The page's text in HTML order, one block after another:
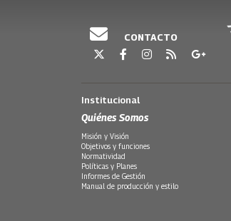
CONTACTO
Institucional
Quiénes Somos
Misión y Visión
Objetivos y funciones
Normatividad
Políticas y Planes
Informes de Gestión
Manual de producción y estilo